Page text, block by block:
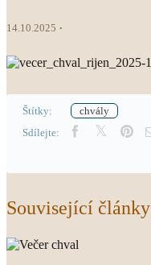
14.10.2025
Štítky:
chvály
Sdílejte:
Související články